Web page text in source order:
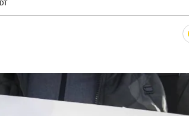
Sociales